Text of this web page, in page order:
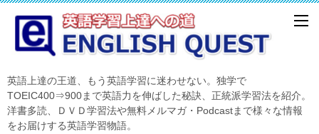
英語上達の王道、もう英語学習に迷わせない。独学で
TOEIC400⇒900まで英語力を伸ばした秘訣、正統派学習法を紹介。
洋書多読、ＤＶＤ学習法や無料メルマガ・Podcastまで様々な情報
をお届けする英語学習物語。